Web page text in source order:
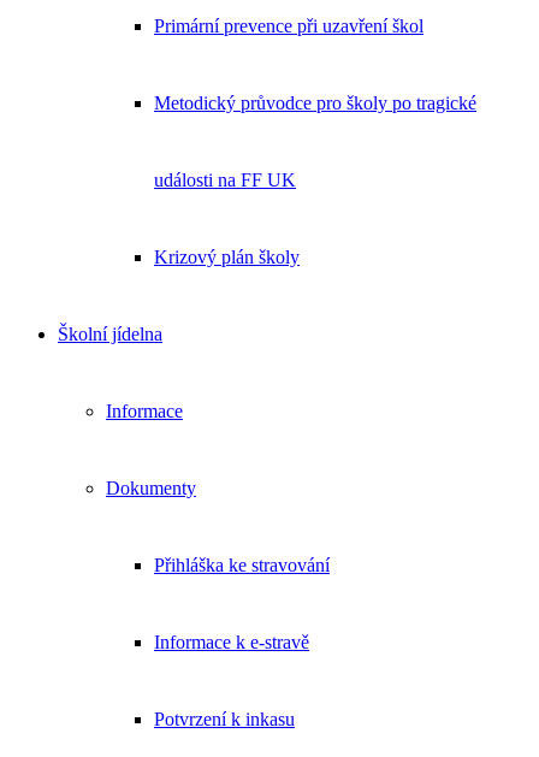
Primární prevence při uzavření škol
Metodický průvodce pro školy po tragické
události na FF UK
Krizový plán školy
Školní jídelna
Informace
Dokumenty
Přihláška ke stravování
Informace k e-stravě
Potvrzení k inkasu